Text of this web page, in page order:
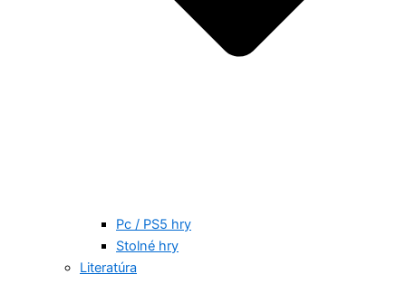
Pc / PS5 hry
Stolné hry
Literatúra